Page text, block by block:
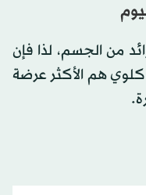
من الجسم، لذا فإن
هم الأكثر عرضة